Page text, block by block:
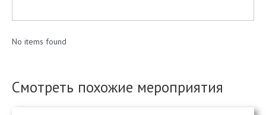
No items found
Смотреть похожие мероприятия